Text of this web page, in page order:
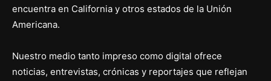
encuentra en California y otros estados de la Unión
Americana.
Nuestro medio tanto impreso como digital ofrece
noticias, entrevistas, crónicas y reportajes que reflejan